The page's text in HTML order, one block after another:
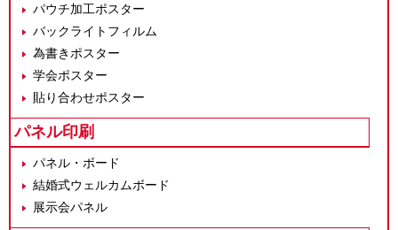
パウチ加工ポスター
バックライトフィルム
為書きポスター
学会ポスター
貼り合わせポスター
パネル印刷
パネル・ボード
結婚式ウェルカムボード
展示会パネル